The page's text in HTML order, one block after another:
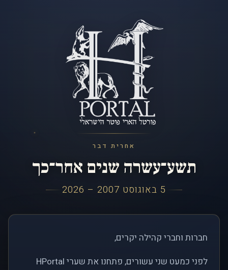
אחרית דבר
תשע־עשרה שנים אחר־כך
5 באוגוסט 2007 – 2026
חברות וחברי קהילה יקרים,
לפני כמעט שני עשורים, פתחנו את שערי HPortal